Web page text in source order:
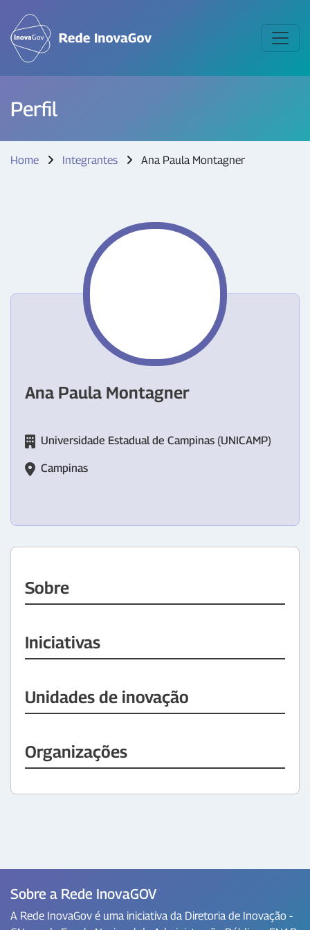
Perfil
Home Integrantes Ana Paula Montagner
Ana Paula Montagner
Universidade Estadual de Campinas (UNICAMP)
Campinas
Sobre
Iniciativas
Unidades de inovação
Organizações
Sobre a Rede InovaGOV
A Rede InovaGov é uma iniciativa da Diretoria de Inovação -